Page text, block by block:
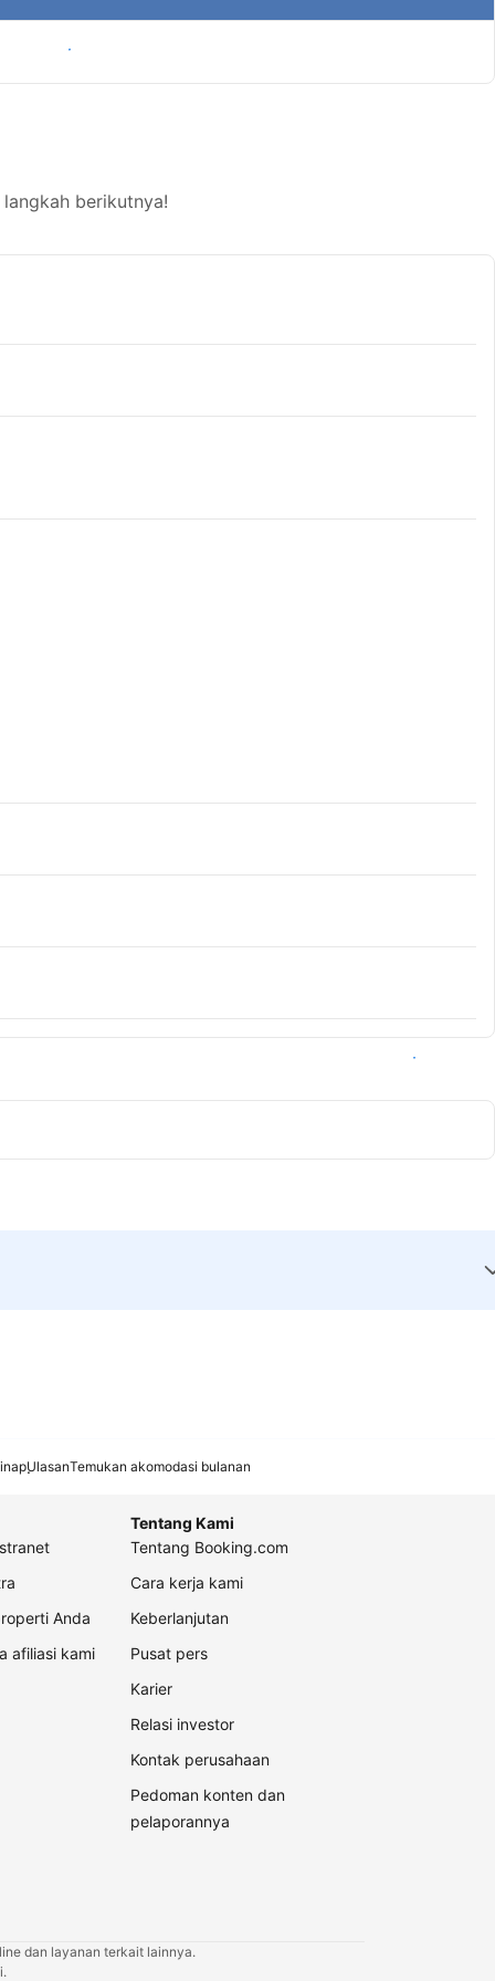
Tampilkan harga
berikutnya!
Lihat ketersediaan
UlasanTemukan akomodasi bulanan
Anda
afiliasi kami
Tentang Kami
Tentang Booking.com
Cara kerja kami
Keberlanjutan
Pusat pers
Karier
Relasi investor
Kontak perusahaan
Pedoman konten dan
pelaporannya
dan layanan terkait lainnya.